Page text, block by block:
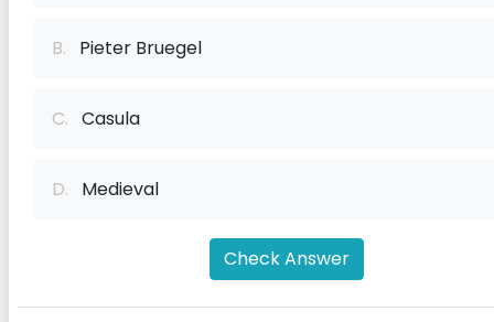
B. Pieter Bruegel
C. Casula
D. Medieval
Check Answer